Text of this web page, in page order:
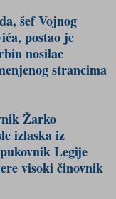
šef Vojnog
postao je
nosilac
strancima
Žarko
izlaska iz
Legije
visoki činovnik